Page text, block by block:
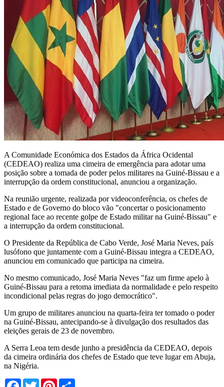
A Comunidade Económica dos Estados da África Ocidental
(CEDEAO) realiza uma cimeira de emergência para adotar uma
posição sobre a tomada de poder pelos militares na Guiné-Bissau e a
interrupção da ordem constitucional, anunciou a organização.
Na reunião urgente, realizada por videoconferência, os chefes de
Estado e de Governo do bloco vão "concertar o posicionamento
regional face ao recente golpe de Estado militar na Guiné-Bissau" e
a interrupção da ordem constitucional.
O Presidente da República de Cabo Verde, José Maria Neves, país
lusófono que juntamente com a Guiné-Bissau integra a CEDEAO,
anunciou em comunicado que participa na cimeira.
No mesmo comunicado, José Maria Neves "faz um firme apelo à
Guiné-Bissau para a retoma imediata da normalidade e pelo respeito
incondicional pelas regras do jogo democrático".
Um grupo de militares anunciou na quarta-feira ter tomado o poder
na Guiné-Bissau, antecipando-se à divulgação dos resultados das
eleições gerais de 23 de novembro.
A Serra Leoa tem desde junho a presidência da CEDEAO, depois
da cimeira ordinária dos chefes de Estado que teve lugar em Abuja,
na Nigéria.
Facebook
TwitterPinterest